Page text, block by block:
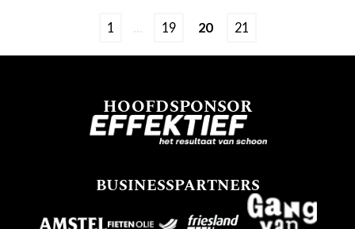
1 … 19 20 21
HOOFDSPONSOR
BUSINESSPARTNERS